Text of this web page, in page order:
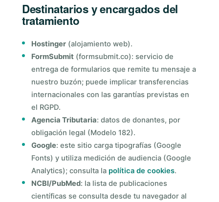
Destinatarios y encargados del
tratamiento
Hostinger(alojamiento web).
FormSubmit(formsubmit.co): servicio de
entrega de formularios que remite tu mensaje a
nuestro buzón; puede implicar transferencias
internacionales con las garantías previstas en
el RGPD.
Agencia Tributaria: datos de donantes, por
obligación legal (Modelo 182).
Google: este sitio carga tipografías (Google
Fonts) y utiliza medición de audiencia (Google
Analytics); consulta la política de cookies.
NCBI/PubMed: la lista de publicaciones
científicas se consulta desde tu navegador al